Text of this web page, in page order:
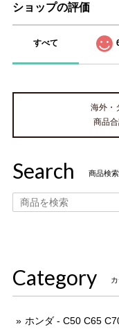
ショップの評価
すべて
海外
商品
Search 商品検索
Category
ホンダ - C50 C65